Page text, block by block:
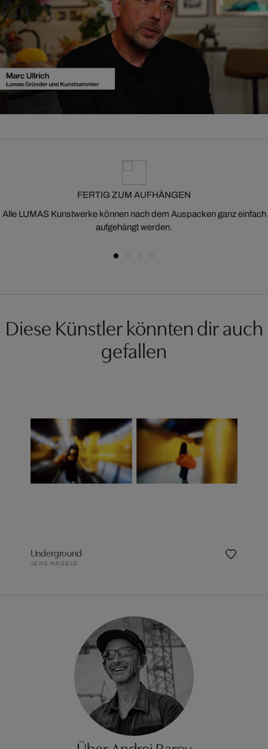
FERTIG ZUM AUFHÄNGEN
Alle LUMAS Kunstwerke können nach dem Auspacken ganz einfach
aufgehängt werden.
Diese Künstler könnten dir auch
gefallen
Underground
JENS NAGELS